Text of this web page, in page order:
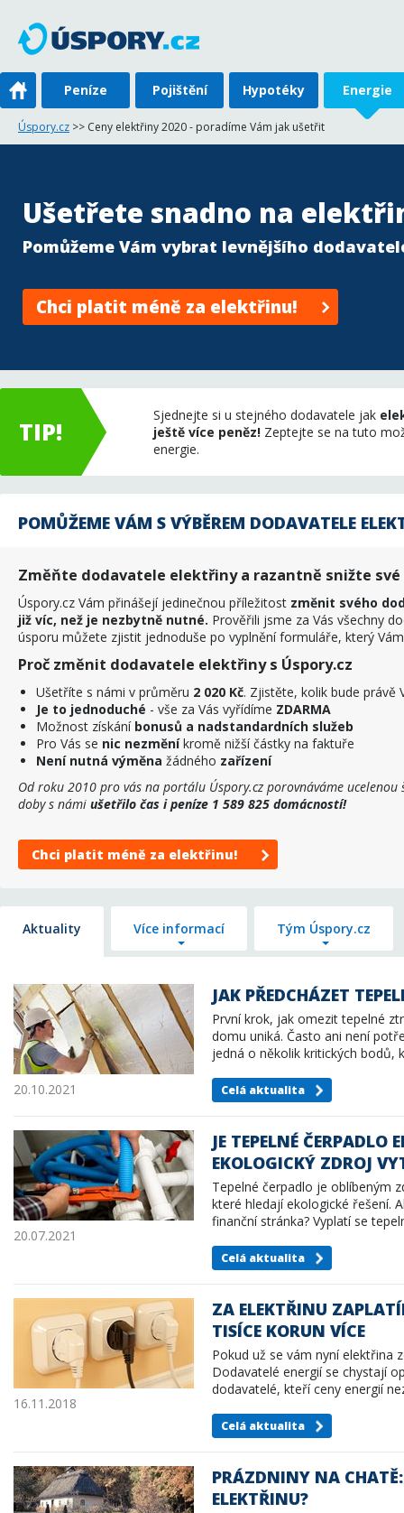
Peníze Pojištění Hypotéky Energie
Úspory.cz >> Ceny elektřiny 2020 - poradíme Vám jak ušetřit
Ušetřete snadno na
Pomůžeme Vám vybrat levnějšího
Chci platit méně za elektřinu!
TIP!
Sjednejte si u stejného dodavatele jak
ještě více peněz! Zeptejte se na tuto
energie.
POMŮŽEME VÁM S VÝBĚREM DODAVATELE
Změňte dodavatele elektřiny a razantně snižte
Úspory.cz Vám přinášejí jedinečnou příležitost změnit svého
již víc, než je nezbytně nutné. Prověřili jsme za Vás všechny
úsporu můžete zjistit jednoduše po vyplnění formuláře, který
Proč změnit dodavatele elektřiny s Úspory.cz
Ušetříte s námi v průměru 2 020 Kč. Zjistěte, kolik bude právě
Je to jednoduché - vše za Vás vyřídíme ZDARMA
Možnost získání bonusů a nadstandardních služeb
Pro Vás se nic nezměníkromě nižší částky na faktuře
Není nutná výměna žádného zařízení
Od roku 2010 pro vás na portálu Úspory.cz porovnáváme
doby s námi ušetřilo čas i peníze 1 589 825 domácností!
Chci platit méně za elektřinu!
Aktuality Více informací Tým Úspory.cz
JAK PŘEDCHÁZET
20.10.2021
První krok, jak omezit tepelné
domu uniká. Často ani není
jedná o několik kritických bodů,
Celá aktualita
JE TEPELNÉ
EKOLOGICKÝ ZDROJ
20.07.2021
Tepelné čerpadlo je oblíbeným
které hledají ekologické řešení.
finanční stránka? Vyplatí se
Celá aktualita
ZA ELEKTŘINU
TISÍCE KORUN VÍCE
16.11.2018
Pokud už se vám nyní elektřina
Dodavatelé energií se chystají
dodavatelé, kteří ceny energií
Celá aktualita
PRÁZDNINY NA
ELEKTŘINU?